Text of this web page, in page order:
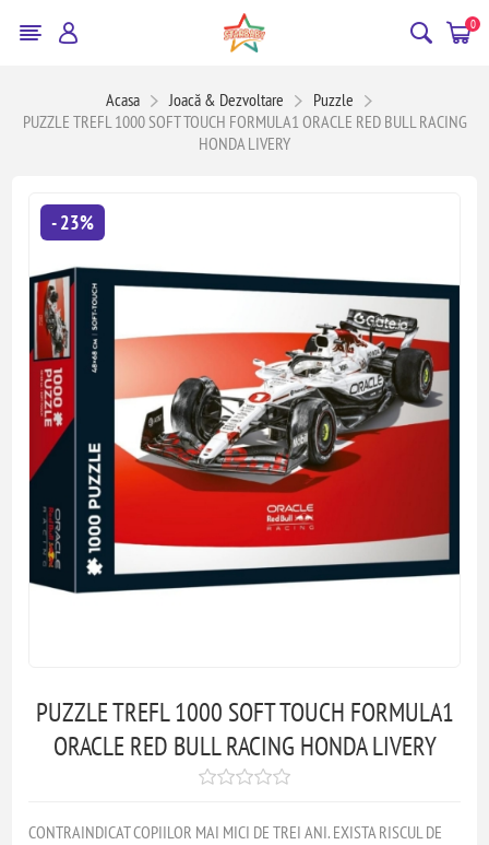
0
Acasa Joacă & Dezvoltare
Puzzle
PUZZLE TREFL 1000 SOFT TOUCH FORMULA1 ORACLE RED BULL RACING
HONDA LIVERY
- 23%
PUZZLE TREFL 1000 SOFT TOUCH FORMULA1
ORACLE RED BULL RACING HONDA LIVERY
CONTRAINDICAT COPIILOR MAI MICI DE TREI ANI. EXISTA RISCUL DE